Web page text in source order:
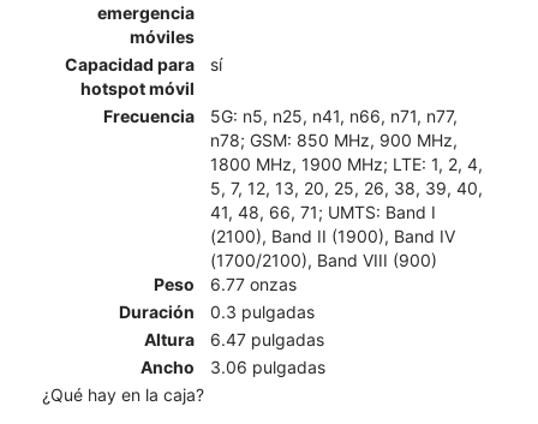
emergencia
móviles
Capacidad para
hotspot móvil
sí
Frecuencia
5G: n5, n25, n41, n66, n71, n77,
n78; GSM: 850 MHz, 900 MHz,
1800 MHz, 1900 MHz; LTE: 1, 2, 4,
5, 7, 12, 13, 20, 25, 26, 38, 39, 40,
41, 48, 66, 71; UMTS: Band I
(2100), Band II (1900), Band IV
(1700/2100), Band VIII (900)
Peso
6.77 onzas
Duración
0.3 pulgadas
Altura
6.47 pulgadas
Ancho
3.06 pulgadas
¿Qué hay en la caja?